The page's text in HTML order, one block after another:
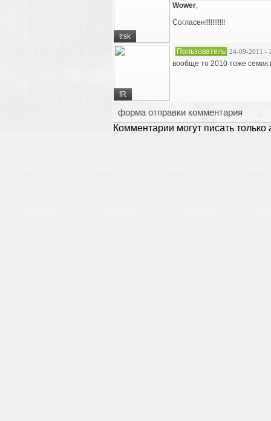
trsk
Wower,
Согласен!!!!!!!!!!!
fR
Пользователь 24-09-2011 -
вообще то 2010 тоже семак
форма отправки комментария
Комментарии могут писать